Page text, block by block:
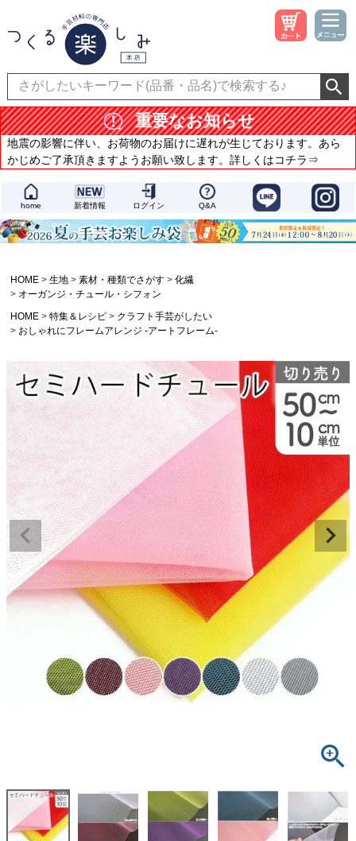
重要なお知らせ
地震の影響に伴い、お荷物のお届けに遅れが生じております。あら
かじめご了承頂きますようお願い致します。詳しくはコチラ⇒
home 新着情報 ログイン Q&A
HOME 生地 素材・種類でさがす
化繊
オーガンジ・チュール・シフォン
HOME
特集＆レシピ
クラフト手芸がしたい
おしゃれにフレームアレンジ -アートフレーム-